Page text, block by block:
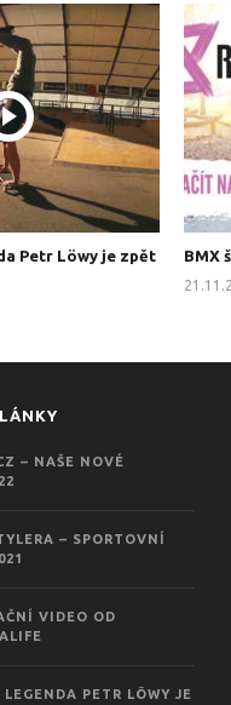
Petr Löwy je zpět BMX
– NAŠE NOVÉ
– SPORTOVNÍ
VIDEO OD
PETR LÖWY JE